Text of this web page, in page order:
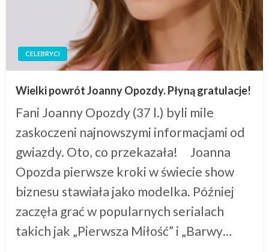
CELEBRYCI
Wielki powrót Joanny Opozdy. Płyną gratulacje!
Fani Joanny Opozdy (37 l.) byli mile
zaskoczeni najnowszymi informacjami od
gwiazdy. Oto, co przekazała! Joanna
Opozda pierwsze kroki w świecie show
biznesu stawiała jako modelka. Później
zaczęła grać w popularnych serialach
takich jak „Pierwsza Miłość” i „Barwy…